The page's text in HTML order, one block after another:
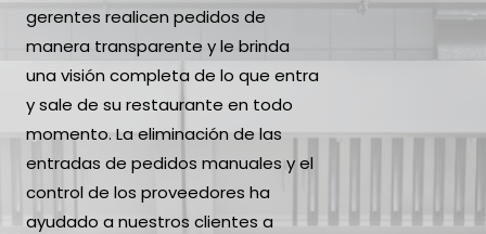
gerentes realicen pedidos de
manera transparente y le brinda
una visión completa de lo que entra
y sale de su restaurante en todo
momento. La eliminación de las
entradas de pedidos manuales y el
control de los proveedores ha
ayudado a nuestros clientes a